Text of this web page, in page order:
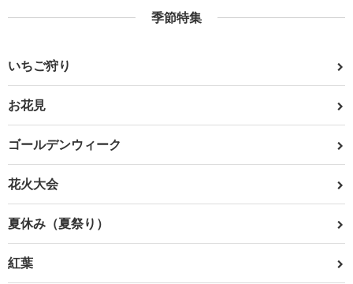
季節特集
いちご狩り
お花見
ゴールデンウィーク
花火大会
夏休み（夏祭り）
紅葉